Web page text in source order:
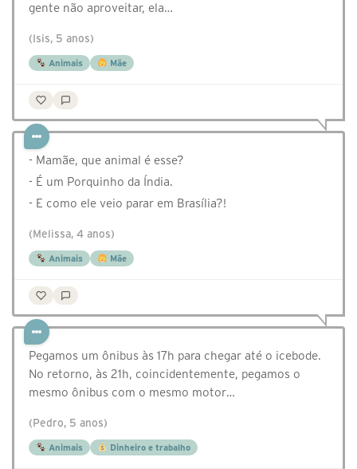
gente não aproveitar, ela…
(Isis, 5 anos)
Animais Mãe
- Mamãe, que animal é esse?
- É um Porquinho da Índia.
- E como ele veio parar em Brasília?!
(Melissa, 4 anos)
Animais Mãe
Pegamos um ônibus às 17h para chegar até o icebode.
No retorno, às 21h, coincidentemente, pegamos o
mesmo ônibus com o mesmo motor…
(Pedro, 5 anos)
Animais Dinheiro e trabalho